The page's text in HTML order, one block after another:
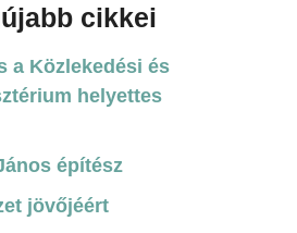
cikkei
a Közlekedési és
helyettes
építész
jövőjéért